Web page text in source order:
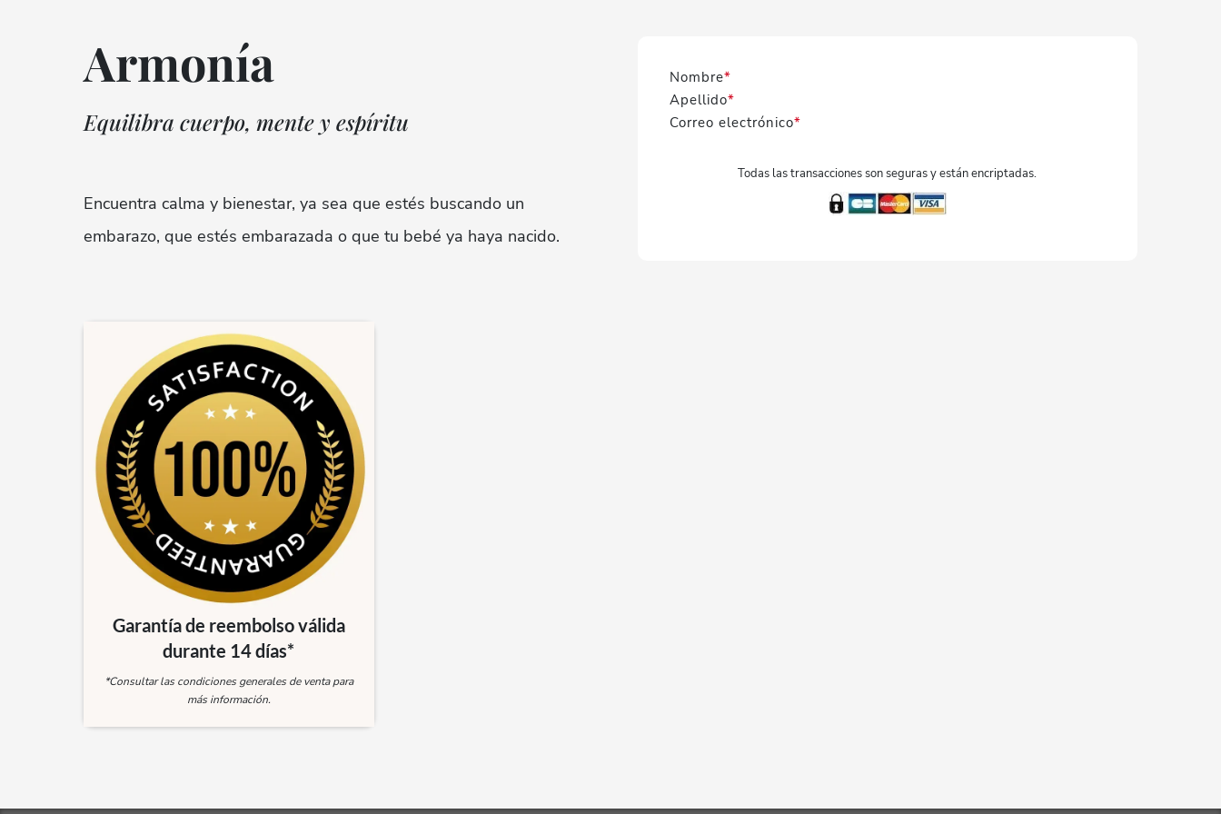
Armonía
Equilibra cuerpo, mente y espíritu
Encuentra calma y bienestar, ya sea que estés buscando un
embarazo, que estés embarazada o que tu bebé ya haya nacido.
Garantía de reembolso válida
durante 14 días*
*Consultar las condiciones generales de venta para
más información.
Nombre*
Apellido*
Correo electrónico*
Todas las transacciones son seguras y están encriptadas.